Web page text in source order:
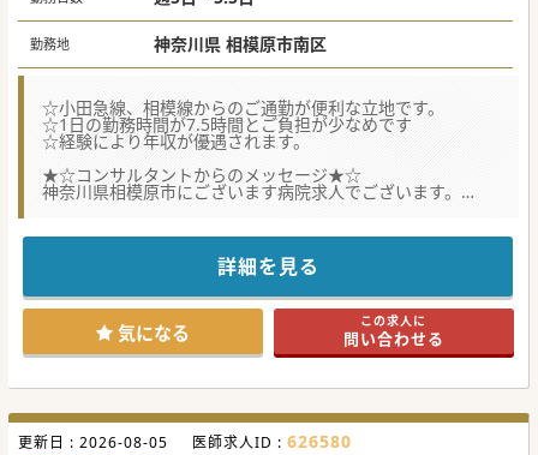
オンコール手当
勤務地 神奈川県 相模原市南区
☆小田急線、相模線からのご通勤が便利な立地です。
☆1日の勤務時間が7.5時間とご負担が少なめです
☆経験により年収が優遇されます。
★☆コンサルタントからのメッセージ★☆
神奈川県相模原市にございます病院求人でございます。
体制強化を図るため研鑽を積みたい先生やキャリアアップを
是非、ご検討くださいませ。
#春入職可
詳細を見る
気になる この求人に
問い合わせる
更新日 : 2026-08-05 医師求人ID : 626580